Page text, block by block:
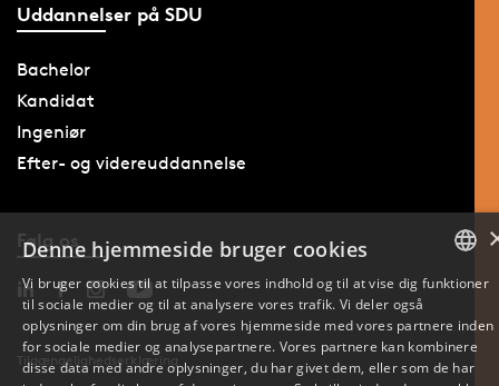
Uddannelser på SDU
Bachelor
Kandidat
Ingeniør
Efter- og videreuddannelse
Følg os
Tilgængelighedserklæring ENGLISH
Denne hjemmeside bruger cookies
Vi bruger cookies til at tilpasse vores indhold og til at vise dig funktioner
til sociale medier og til at analysere vores trafik. Vi deler også
oplysninger om din brug af vores hjemmeside med vores partnere inden
for sociale medier og analysepartnere. Vores partnere kan kombinere
disse data med andre oplysninger, du har givet dem, eller som de har